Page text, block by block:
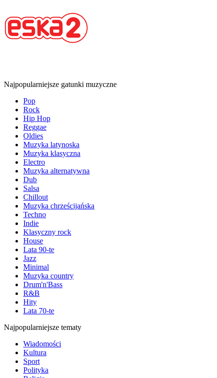
Najpopularniejsze gatunki muzyczne
Pop
Rock
Hip Hop
Reggae
Oldies
Muzyka latynoska
Muzyka klasyczna
Electro
Muzyka alternatywna
Dub
Salsa
Chillout
Muzyka chrześcijańska
Techno
Indie
Klasyczny rock
House
Lata 90-te
Jazz
Minimal
Muzyka country
Drum'n'Bass
R&B
Hity
Lata 70-te
Najpopularniejsze tematy
Wiadomości
Kultura
Sport
Polityka